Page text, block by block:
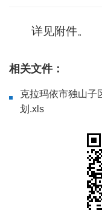
详见附件。
相关文件：
克拉玛依市独山子
划.xls